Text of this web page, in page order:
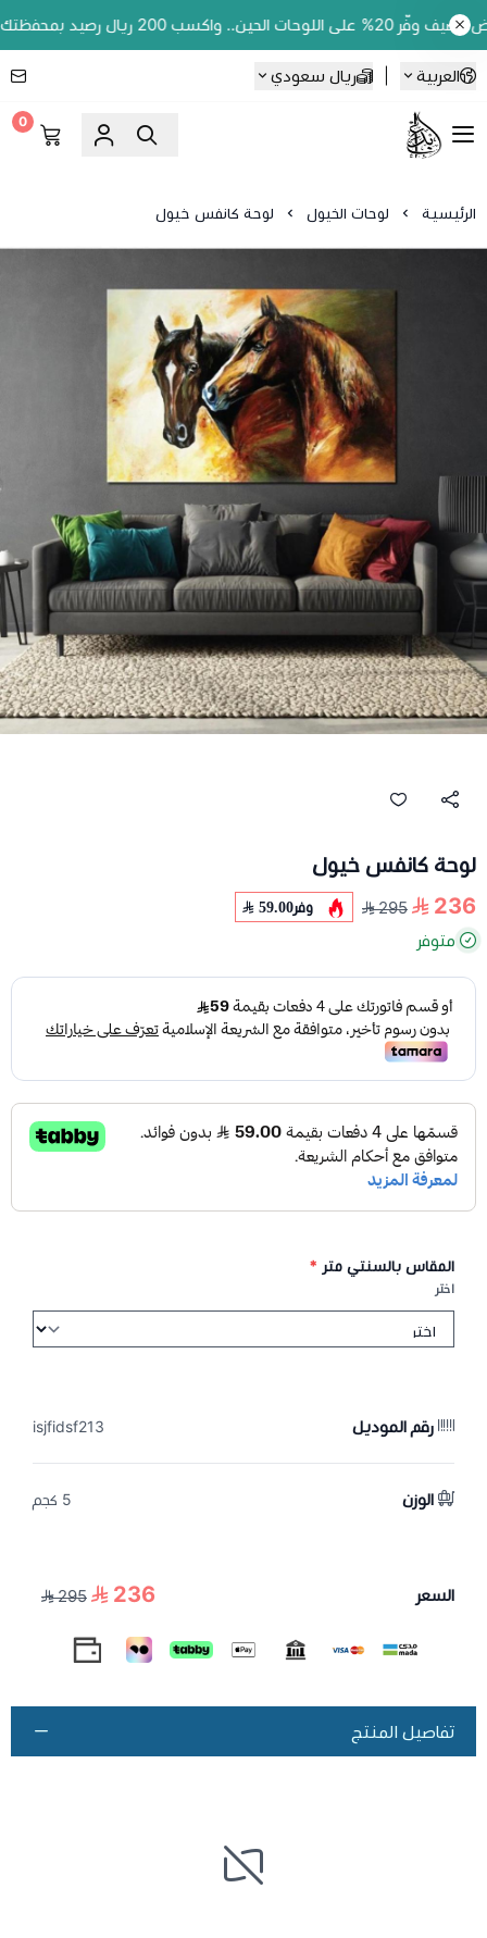
200 ريال رصيد بمحفظتك لطلبك الجاي!
العربية ريال سعودي
Ebbdaa art
0
الرئيسية لوحات الخيول لوحة كانفس خيول
لوحة كانفس خيول
236
295 وفر59.00
متوفر
المقاس بالسنتي متر *
اختر
رقم الموديل isjfidsf213
الوزن 5 كجم
السعر 236
295
تفاصيل المنتج